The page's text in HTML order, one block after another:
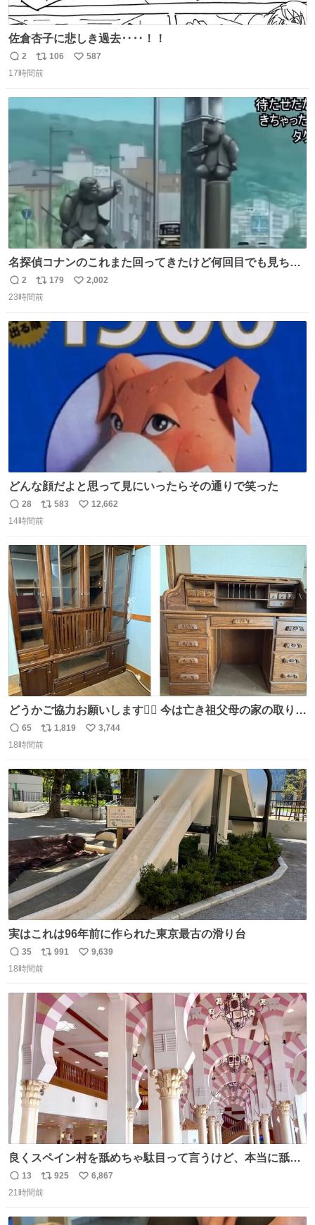
佐倉杏子に悲しき過去‥‥！！
返
信
2
リ
ポ
106
い
587
17時間前
名探偵コナンのこれまた回ってきたけど何回目でも見ちゃ
う魔力あるのよな
返
信
2
リ
ポ
ト
数
179
い
2,002
23時間前
どんな顔だよと思って見にいったらその通りで笑った
返
信
28
リ
ポ
ト
数
583
い
数
12,662
14時間前
どうかご協力お願いします🙇‍♂️ 今は亡き祖父母の家の取り壊
しが決まり、どうしても処分して欲しくない食器棚と机の
引き取り手を探しております この2つは私の祖母が当初一
さで亡くなりましたが、この家具達をとても大切にしてお
りました 続く↓
返
信
65
リ
ポ
ト
数
1,819
い
数
3,744
18時間前
実はこれは96年前に作られた東京最古の滑り台
返
信
35
リ
ポ
ト
数
991
い
9,639
18時間前
良くスペイン村を舐めちゃ駄目って言うけど、本当に舐め
ちゃ行けないのはスペィン村ホテル🏛🏨 だってロビーから
中庭抜けるだけでこの有様🤩 ディズニーホテル泊まってる
返
信
13
リ
ポ
925
い
6,867
21時間前